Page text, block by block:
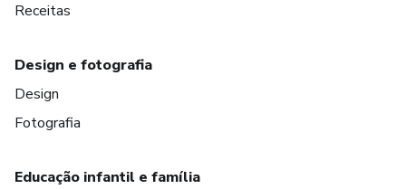
Receitas
Design e fotografia
Design
Fotografia
Educação infantil e família